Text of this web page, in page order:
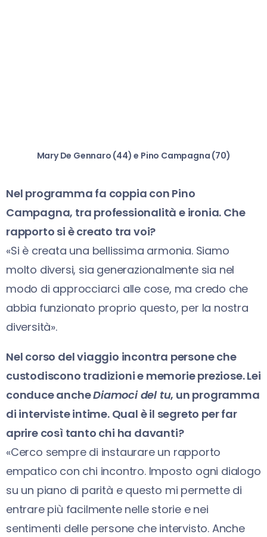
Mary De Gennaro (44) e Pino Campagna (70)
Nel programma fa coppia con Pino
Campagna, tra professionalità e ironia. Che
rapporto si è creato tra voi?
«Si è creata una bellissima armonia. Siamo
molto diversi, sia generazionalmente sia nel
modo di approcciarci alle cose, ma credo che
abbia funzionato proprio questo, per la nostra
diversità».
Nel corso del viaggio incontra persone che
custodiscono tradizioni e memorie preziose. Lei
conduce ancheDiamoci del tu, un programma
di interviste intime. Qual è il segreto per far
aprire così tanto chi ha davanti?
«Cerco sempre di instaurare un rapporto
empatico con chi incontro. Imposto ogni dialogo
su un piano di parità e questo mi permette di
entrare più facilmente nelle storie e nei
sentimenti delle persone che intervisto. Anche